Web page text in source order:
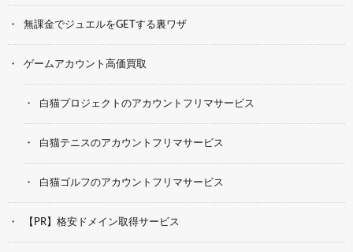
無課金でジュエルをGETする裏ワザ
ゲームアカウント高価買取
白猫プロジェクトのアカウントフリマサービス
白猫テニスのアカウントフリマサービス
白猫ゴルフのアカウントフリマサービス
【PR】格安ドメイン取得サービス